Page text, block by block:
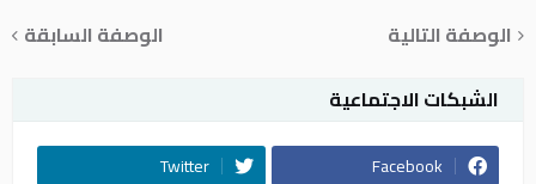
الوصفة التالية
الوصفة السابقة
الشبكات الاجتماعية
Facebook
Twitter